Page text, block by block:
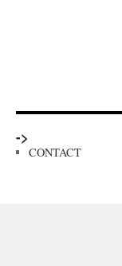
->
CONTACT